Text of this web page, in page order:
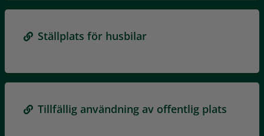
Ställplats för husbilar
Tillfällig användning av offentlig plats